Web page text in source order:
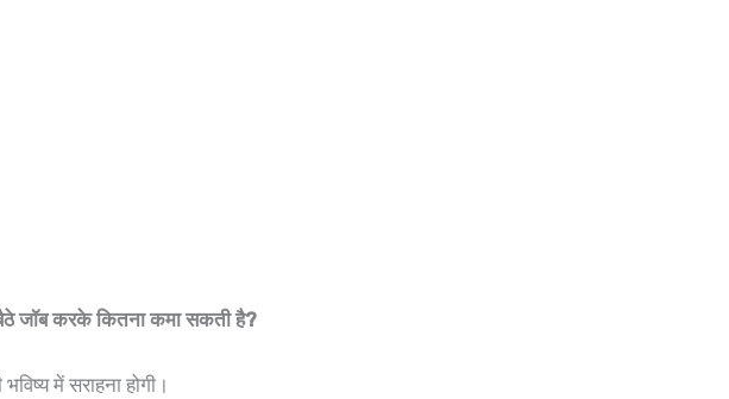
जॉब करके कितना कमा सकती है?
में सराहना होगी।